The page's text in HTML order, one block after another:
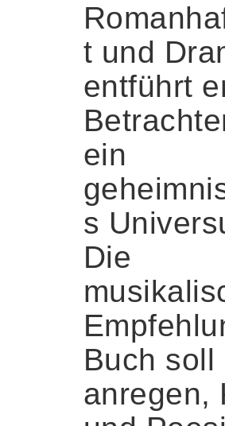
t und
entführt
ein
s
Die
Buch soll
anregen,